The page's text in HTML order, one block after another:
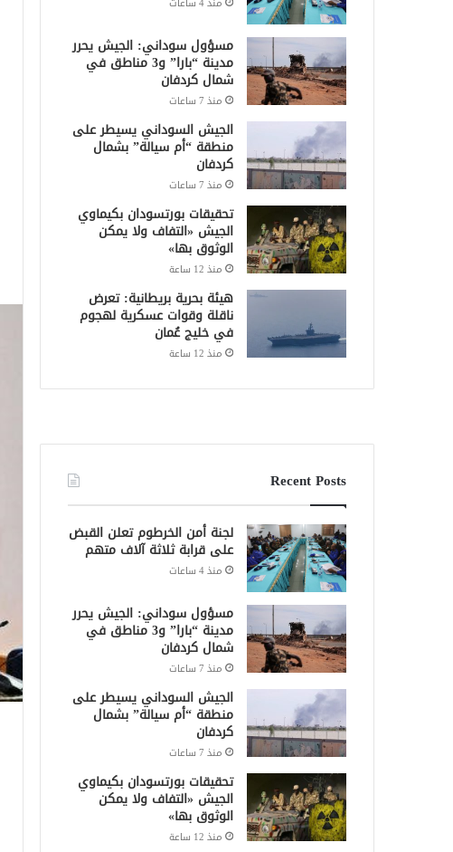
منذ 4 ساعات
مسؤول سوداني: الجيش يحرر
مدينة “بارا” و3 مناطق في
شمال كردفان
منذ 7 ساعات
الجيش السوداني يسيطر على
منطقة “أم سيالة” بشمال
كردفان
منذ 7 ساعات
تحقيقات بورتسودان بكيماوي
الجيش «التفاف ولا يمكن
الوثوق بها»
منذ 12 ساعة
هيئة بحرية بريطانية: تعرض
ناقلة وقوات عسكرية لهجوم
في خليج عُمان
منذ 12 ساعة
Recent Posts
لجنة أمن الخرطوم تعلن القبض
على قرابة ثلاثة آلاف متهم
منذ 4 ساعات
مسؤول سوداني: الجيش يحرر
مدينة “بارا” و3 مناطق في
شمال كردفان
منذ 7 ساعات
الجيش السوداني يسيطر على
منطقة “أم سيالة” بشمال
كردفان
منذ 7 ساعات
تحقيقات بورتسودان بكيماوي
الجيش «التفاف ولا يمكن
الوثوق بها»
منذ 12 ساعة